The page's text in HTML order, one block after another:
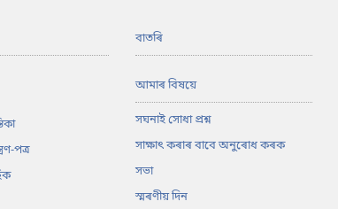
পত্ৰ
বাতৰি
আমাৰ বিষয়ে
সঘনাই সোধা প্ৰশ্ন
সাক্ষাৎ কৰাৰ বাবে অনুৰোধ কৰক
সভা
স্মৰণীয় দিন